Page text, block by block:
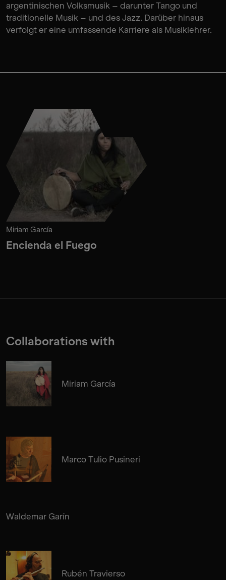
argentinischen Volksmusik – darunter Tango und
traditionelle Musik – und des Jazz. Darüber hinaus
verfolgt er eine umfassende Karriere als Musiklehrer.
Miriam García
Encienda el Fuego
Collaborations with
Miriam García
Marco Tulio Pusineri
Waldemar Garín
Rubén Travierso